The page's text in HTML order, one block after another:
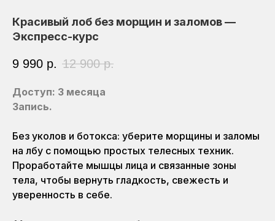
Красивый лоб без морщин и заломов —
Экспресс-курс
9 990 р. 12 900 р.
Доступ: 3 месяца
Запись.
Без уколов и ботокса: уберите морщины и заломы
на лбу с помощью простых телесных техник.
Проработайте мышцы лица и связанные зоны
тела, чтобы вернуть гладкость, свежесть и
уверенность в себе.